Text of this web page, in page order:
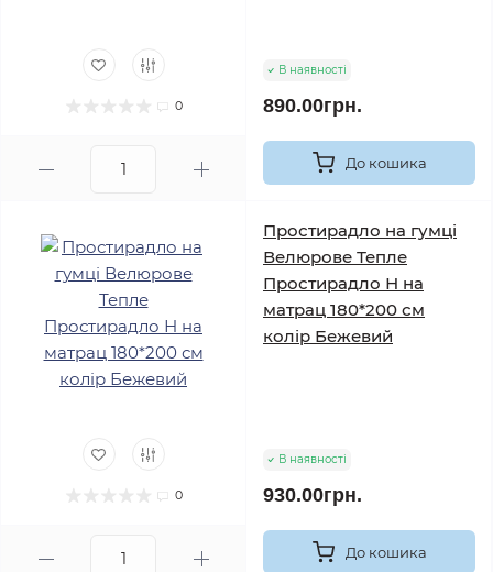
0
В наявності
890.00грн.
До кошика
0
Простирадло на гумці
Велюрове Тепле
Простирадло Н на
матрац 180*200 см
колір Бежевий
В наявності
930.00грн.
До кошика